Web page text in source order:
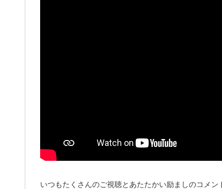
いつもたくさんのご視聴とあたたかい励ましのコメ